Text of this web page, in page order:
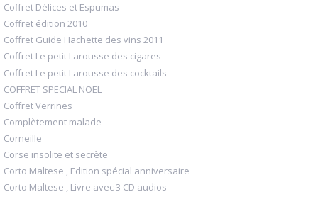
Coffret Délices et Espumas
Coffret édition 2010
Coffret Guide Hachette des vins 2011
Coffret Le petit Larousse des cigares
Coffret Le petit Larousse des cocktails
COFFRET SPECIAL NOEL
Coffret Verrines
Complètement malade
Corneille
Corse insolite et secrète
Corto Maltese , Edition spécial anniversaire
Corto Maltese , Livre avec 3 CD audios